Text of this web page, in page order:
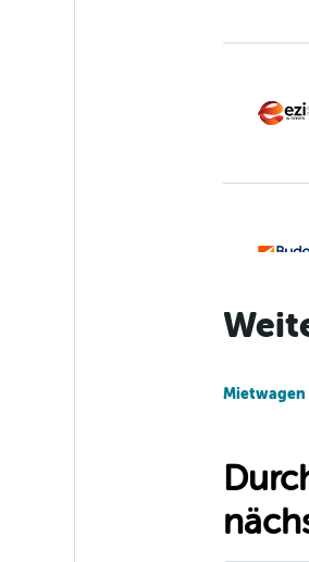
Mietwagen